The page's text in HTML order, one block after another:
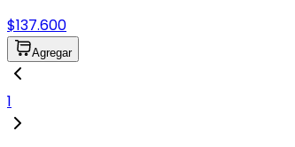
$137.600
Agregar
1